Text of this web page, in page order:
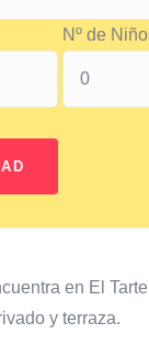
Nº de
en El
y terraza.